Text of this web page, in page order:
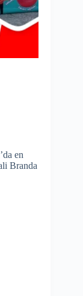
en
Branda